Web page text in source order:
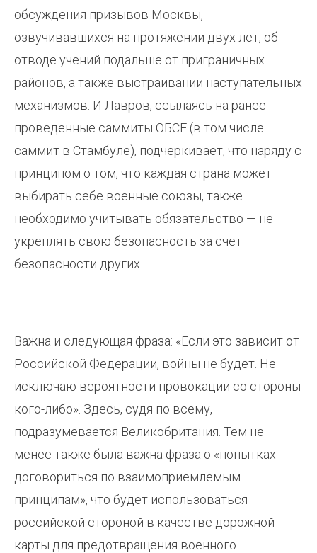
обсуждения призывов Москвы,
озвучивавшихся на протяжении двух лет, об
отводе учений подальше от приграничных
районов, а также выстраивании наступательных
механизмов. И Лавров, ссылаясь на ранее
проведенные саммиты ОБСЕ (в том числе
саммит в Стамбуле), подчеркивает, что наряду с
принципом о том, что каждая страна может
выбирать себе военные союзы, также
необходимо учитывать обязательство — не
укреплять свою безопасность за счет
безопасности других.
Важна и следующая фраза: «Если это зависит от
Российской Федерации, войны не будет. Не
исключаю вероятности провокации со стороны
кого-либо». Здесь, судя по всему,
подразумевается Великобритания. Тем не
менее также была важна фраза о «попытках
договориться по взаимоприемлемым
принципам», что будет использоваться
российской стороной в качестве дорожной
карты для предотвращения военного